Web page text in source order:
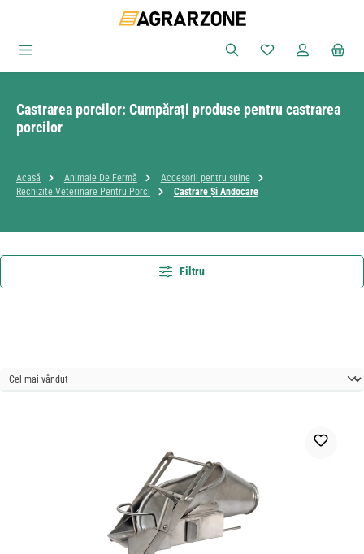
Sari la conținutul principal
Aveți 0 articole
Castrarea porcilor: Cumpărați produse pentru castrarea
porcilor
Acasă Animale De Fermă
Accesorii pentru suine
Rechizite Veterinare Pentru Porci
Castrare Și Andocare
Filtru